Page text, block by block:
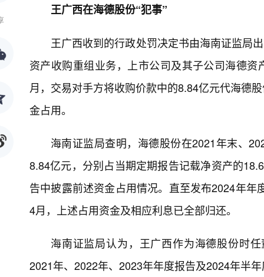
王广西在海德股份“犯事”
王广西收到的行政处罚决定书由海南证监局
资产收购重组业务，上市公司及其子公司海德
月，交易对手方将收购价款中的8.84亿元代海德
金占用。
海南证监局查明，海德股份在2021年末、
8.84亿元，分别占当期定期报告记载净资产的
告中披露前述资金占用情况。直至发布2024年
4月，上述占用资金及相应利息已全部归还。
海南证监局认为，王广西作为海德股份时
2021年、2022年、2023年年度报告及2024年半